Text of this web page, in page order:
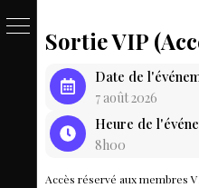
Sortie VIP
Date de
7 août 2026
Heure de
8h00
Accès réservé aux membres